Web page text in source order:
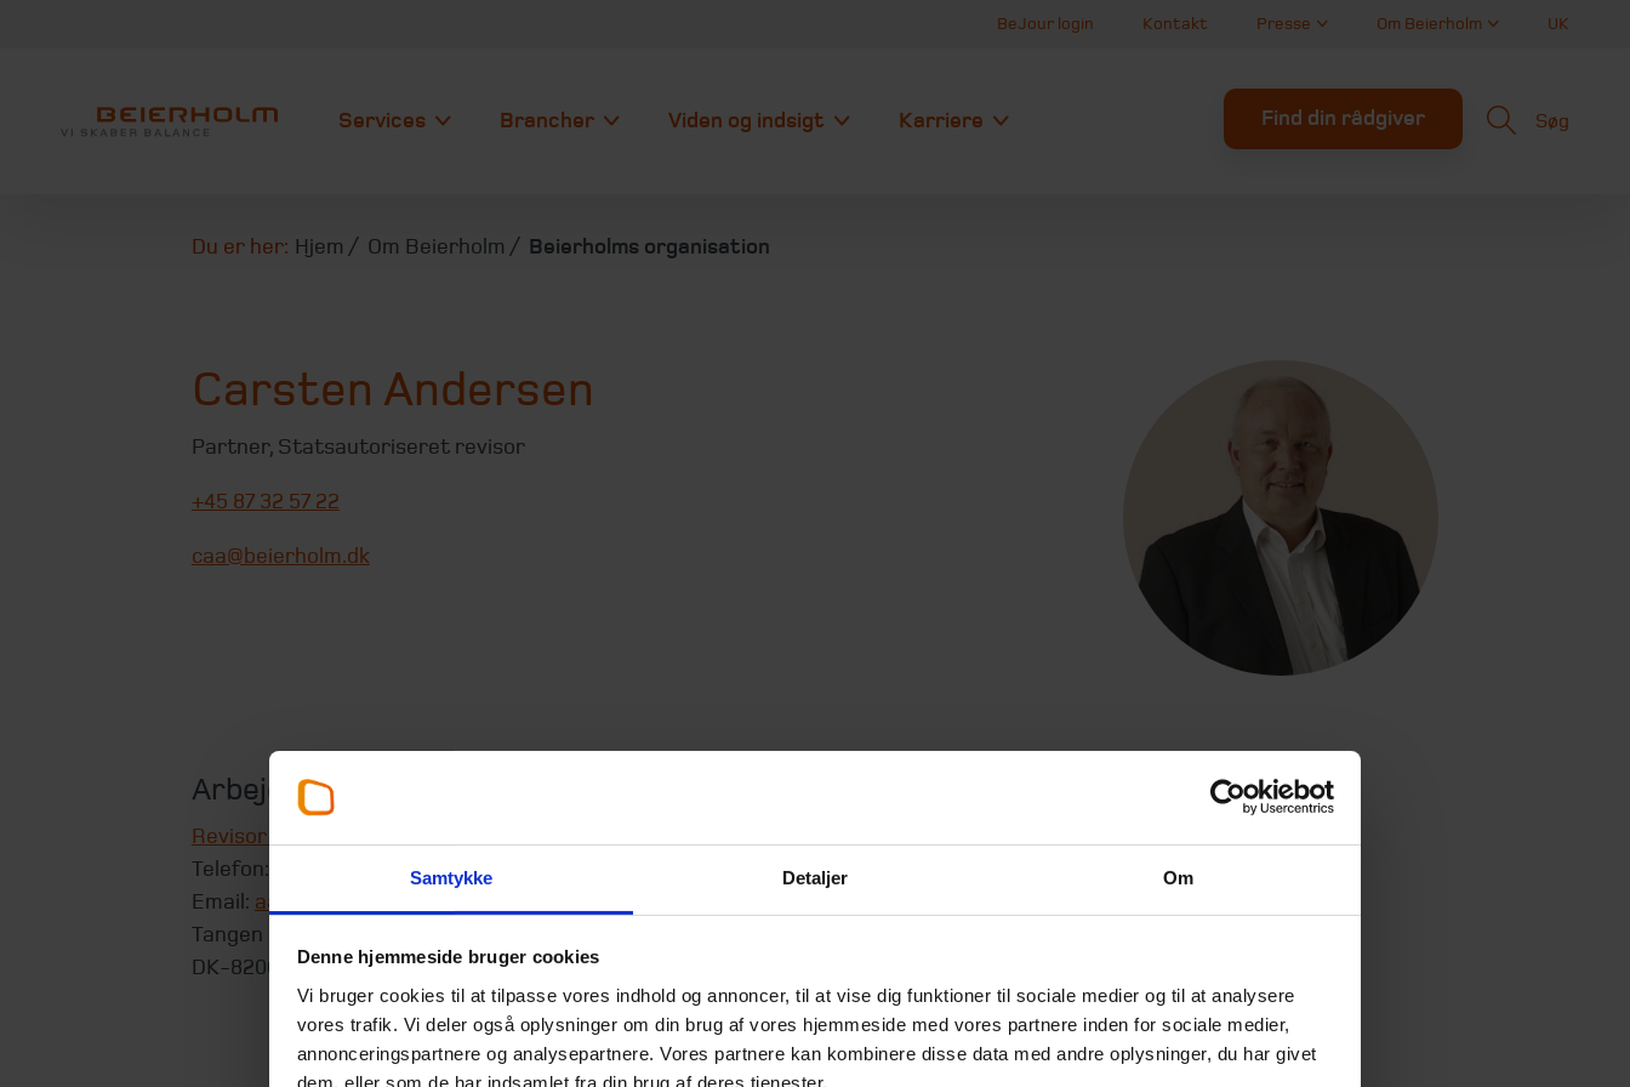
Samtykke Detaljer Om
Denne hjemmeside bruger cookies
Vi bruger cookies til at tilpasse vores indhold og annoncer, til at vise dig funktioner til sociale medier og til at analysere
vores trafik. Vi deler også oplysninger om din brug af vores hjemmeside med vores partnere inden for sociale medier,
annonceringspartnere og analysepartnere. Vores partnere kan kombinere disse data med andre oplysninger, du har givet
dem, eller som de har indsamlet fra din brug af deres tjenester.
BeJour login Kontakt Presse Om Beierholm UK
Services Brancher Viden og indsigt Karriere Find din rådgiver Søg
Du er her: Hjem Om Beierholm Beierholms organisation
Carsten Andersen
Partner, Statsautoriseret revisor
+45 87 32 57 22
caa@beierholm.dk
Arbejder her:
Revisor Aarhus
Telefon:
+45 87 32 57 00
Email: aarhus@beierholm.dk
Tangen 9
DK-8200
Aarhus N